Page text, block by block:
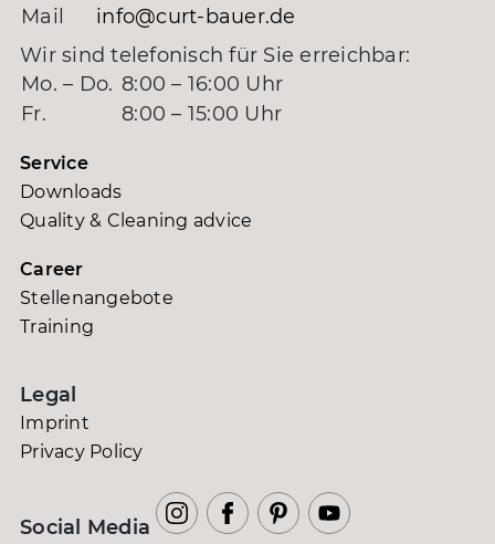
Mail
info@curt-bauer.de
Wir sind telefonisch für Sie erreichbar:
Mo. – Do. 8:00 – 16:00 Uhr
Fr.
8:00 – 15:00 Uhr
Service
Downloads
Quality & Cleaning advice
Career
Stellenangebote
Training
Legal
Imprint
Privacy Policy
Social Media